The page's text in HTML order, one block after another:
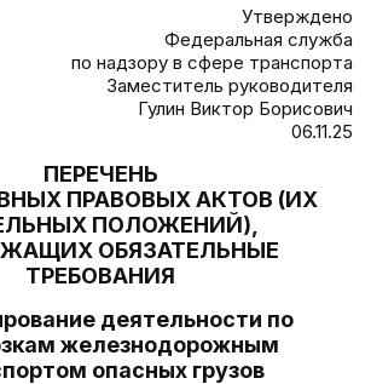
Утверждено
Федеральная служба
по надзору в сфере транспорта
Заместитель руководителя
Гулин Виктор Борисович
06.11.25
ПЕРЕЧЕНЬ
ПРАВОВЫХ АКТОВ (ИХ
ПОЛОЖЕНИЙ),
ОБЯЗАТЕЛЬНЫЕ
ТРЕБОВАНИЯ
деятельности по
железнодорожным
опасных грузов